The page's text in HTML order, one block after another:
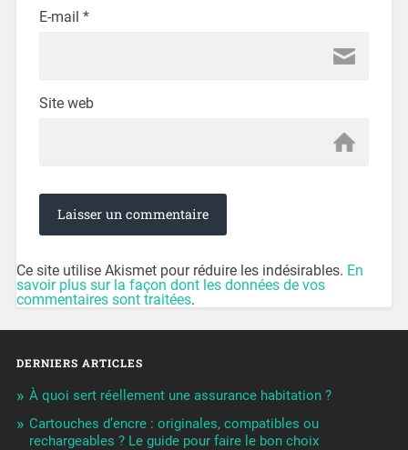
E-mail *
Site web
Ce site utilise Akismet pour réduire les indésirables. En
savoir plus sur la façon dont les données de vos
commentaires sont traitées.
DERNIERS ARTICLES
À quoi sert réellement une assurance habitation ?
Cartouches d’encre : originales, compatibles ou
rechargeables ? Le guide pour faire le bon choix